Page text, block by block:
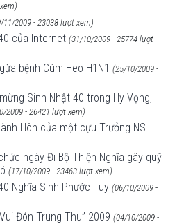
11/2009 - 23038 lượt xem)
của Internet (31/10/2009 - 25774 lượt
bệnh Cúm Heo H1N1 (25/10/2009 -
Sinh Nhật 40 trong Hy Vọng,
2009 - 26421 lượt xem)
Hôn của một cựu Trưởng NS
ngày Đi Bộ Thiện Nghĩa gây quỹ
(17/10/2009 - 23463 lượt xem)
Nghĩa Sinh Phước Tuy (06/10/2009 -
Đón Trung Thu” 2009 (04/10/2009 -